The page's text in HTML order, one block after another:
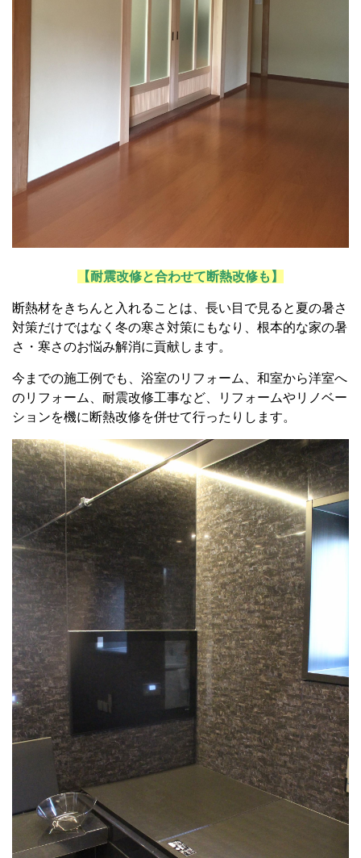
【耐震改修と合わせて断熱改修も】
断熱材をきちんと入れることは、長い目で見ると夏の暑さ
対策だけではなく冬の寒さ対策にもなり、根本的な家の暑
さ・寒さのお悩み解消に貢献します。
今までの施工例でも、浴室のリフォーム、和室から洋室へ
のリフォーム、耐震改修工事など、リフォームやリノベー
ションを機に断熱改修を併せて行ったりします。